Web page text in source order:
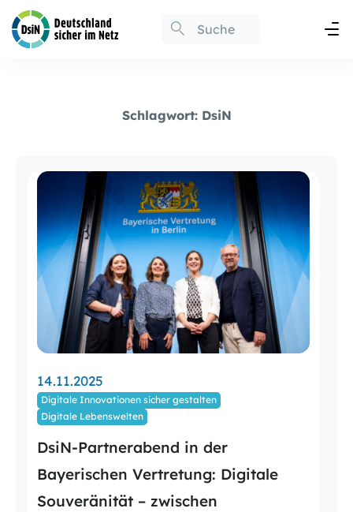
Schlagwort: DsiN
14.11.2025
Digitale Innovationen sicher gestalten
Digitale Lebenswelten
DsiN-Partnerabend in der
Bayerischen Vertretung: Digitale
Souveränität – zwischen